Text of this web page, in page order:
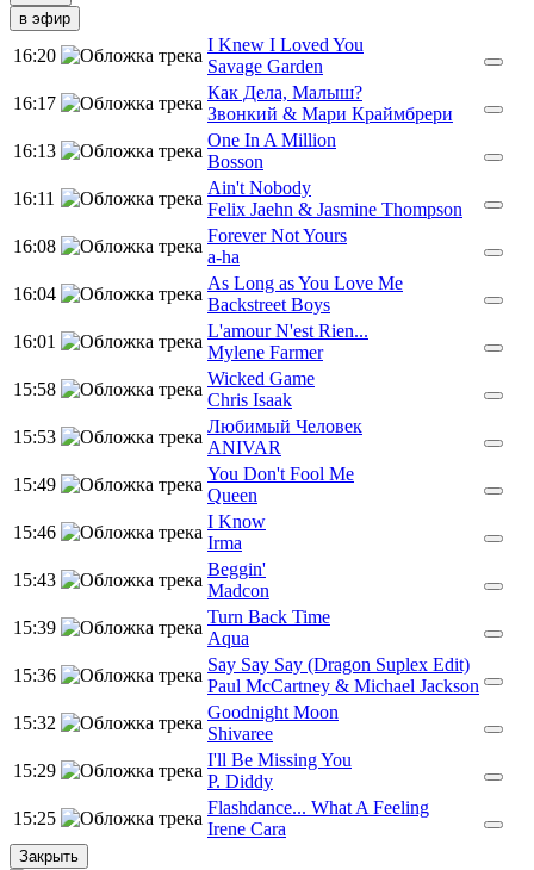
в эфир
16:20
I Knew I Loved You
Savage Garden
16:17
Как Дела, Малыш?
Звонкий & Мари Краймбрери
16:13
One In A Million
Bosson
16:11
Ain't Nobody
Felix Jaehn & Jasmine Thompson
16:08
Forever Not Yours
a-ha
16:04
As Long as You Love Me
Backstreet Boys
16:01
L'amour N'est Rien...
Mylene Farmer
15:58
Wicked Game
Chris Isaak
15:53
Любимый Человек
ANIVAR
15:49
You Don't Fool Me
Queen
15:46
I Know
Irma
15:43
Beggin'
Madcon
15:39
Turn Back Time
Aqua
15:36
Say Say Say (Dragon Suplex Edit)
Paul McCartney & Michael Jackson
15:32
Goodnight Moon
Shivaree
15:29
I'll Be Missing You
P. Diddy
15:25
Flashdance... What A Feeling
Irene Cara
Закрыть